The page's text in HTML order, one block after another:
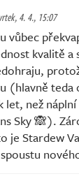
4. 4., 15:07
vůbec
kvalitě a
(hlavně
let, než
Sky 🙈).
je Stardew